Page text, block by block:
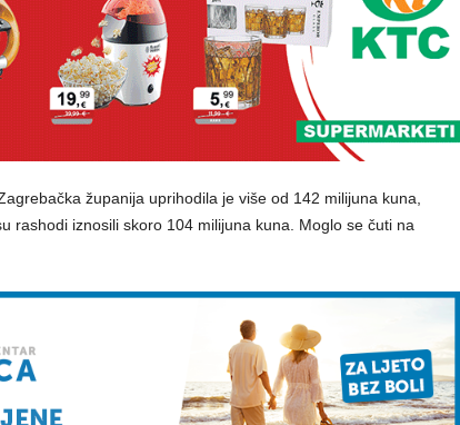
županija uprihodila je više od 142 milijuna kuna,
rashodi iznosili skoro 104 milijuna kuna. Moglo se čuti na